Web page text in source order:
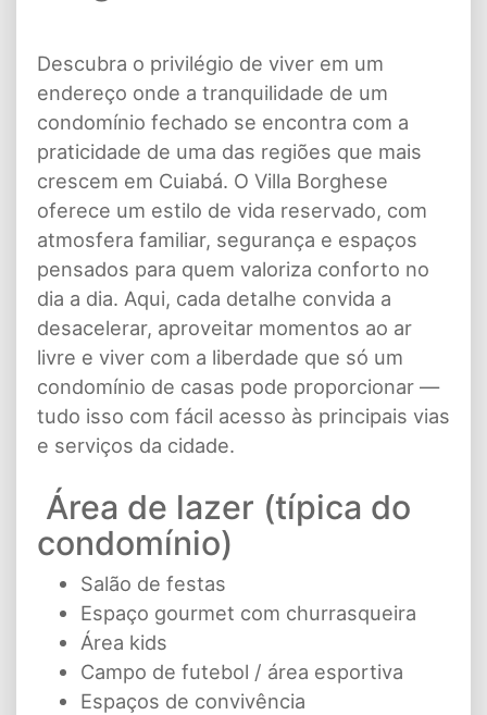
Descubra o privilégio de viver em um
endereço onde a tranquilidade de um
condomínio fechado se encontra com a
praticidade de uma das regiões que mais
crescem em Cuiabá. O Villa Borghese
oferece um estilo de vida reservado, com
atmosfera familiar, segurança e espaços
pensados para quem valoriza conforto no
dia a dia. Aqui, cada detalhe convida a
desacelerar, aproveitar momentos ao ar
livre e viver com a liberdade que só um
condomínio de casas pode proporcionar —
tudo isso com fácil acesso às principais vias
e serviços da cidade.
Área de lazer (típica do
condomínio)
Salão de festas
Espaço gourmet com churrasqueira
Área kids
Campo de futebol / área esportiva
Espaços de convivência